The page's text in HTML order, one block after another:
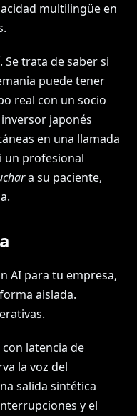
multilingüe en
trata de saber si
puede tener
real con un socio
japonés
en una llamada
un profesional
a su paciente,
AI para tu empresa,
aislada.
latencia de
la voz del
salida sintética
y el